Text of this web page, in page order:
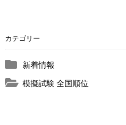
カテゴリー
新着情報
模擬試験 全国順位